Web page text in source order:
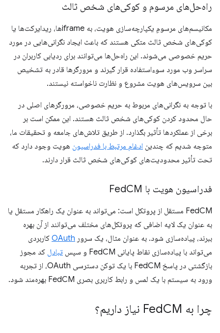
راه‌حل‌های مرسوم و کوکی‌های شخص ثالث
مکانیسم‌های مرسومِ یکپارچه‌سازی هویت، به iframeها، ریدایرکت‌ها یا
کوکی‌های شخص ثالث متکی هستند که باعث ایجاد نگرانی‌هایی در مورد
حریم خصوصی می‌شوند. این راه‌حل‌ها می‌توانند برای ردیابی کاربران در
سراسر وب مورد سوءاستفاده قرار گیرند و مرورگرها قادر به تشخیص
بین سرویس‌های هویت مشروع و نظارت ناخواسته نیستند.
با توجه به نگرانی‌های مربوط به حریم خصوصی، مرورگرهای اصلی در
حال محدود کردن کوکی‌های شخص ثالث هستند. این ممکن است بر
برخی از عملکردها تأثیر بگذارد. از طریق تلاش‌های جامعه و تحقیقات ما،
متوجه شدیم که چندین ادغام مرتبط با فدراسیون هویت وجود دارد که
تحت تأثیر محدودیت‌های کوکی‌های شخص ثالث قرار دارند.
فدراسیون هویت با Fed CM
FedCM مستقل از پروتکل است: می‌تواند به عنوان یک راهکار مستقل یا
به عنوان یک لایه اضافی که پروتکل‌های مختلف می‌توانند از آن بهره
ببرند، پیاده‌سازی شود. به عنوان مثال، یک سرور OAuth کاربردی
می‌تواند با پیاده‌سازی نقاط پایانی FedCM و سپس
تبادل کد مجوز
بازگشتی در پاسخ FedCM با یک توکن دسترسی OAuth، از تجربه
ورود به سیستم با یک لمس و رابط کاربری بصری FedCM بهره‌مند شود.
چرا به Fed CM نیاز داریم؟